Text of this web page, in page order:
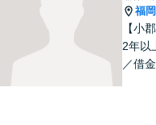
福
【小
2年以
／借